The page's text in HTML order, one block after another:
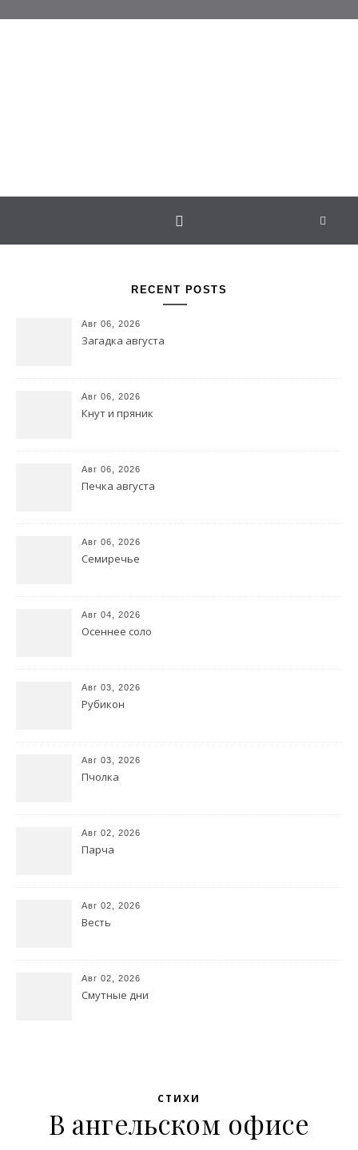
RECENT POSTS
Авг 06, 2026
Загадка августа
Авг 06, 2026
Кнут и пряник
Авг 06, 2026
Печка августа
Авг 06, 2026
Семиречье
Авг 04, 2026
Осеннее соло
Авг 03, 2026
Рубикон
Авг 03, 2026
Пчолка
Авг 02, 2026
Парча
Авг 02, 2026
Весть
Авг 02, 2026
Смутные дни
СТИХИ
В ангельском офисе